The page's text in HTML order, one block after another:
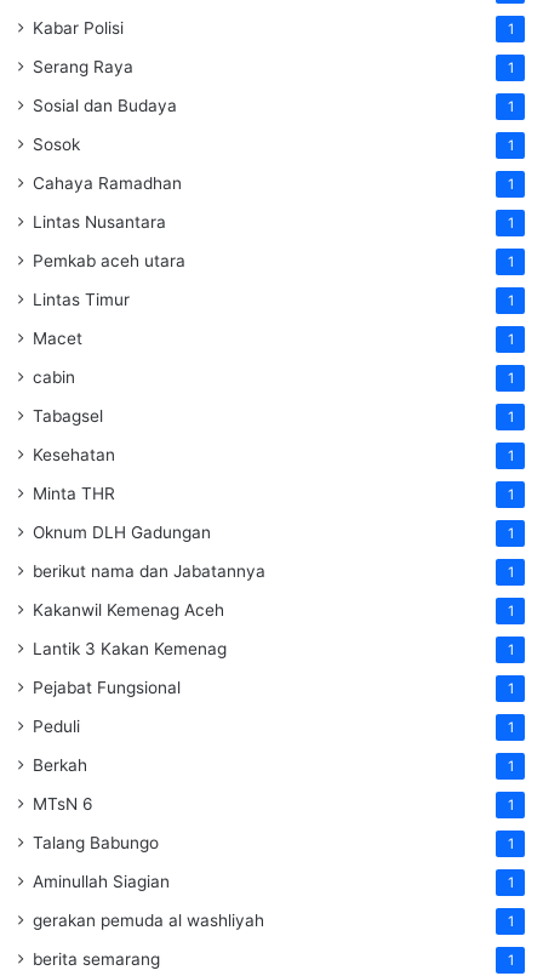
Kabar Polisi 1
Serang Raya 1
Sosial dan Budaya 1
Sosok 1
Cahaya Ramadhan 1
Lintas Nusantara 1
Pemkab aceh utara 1
Lintas Timur 1
Macet 1
cabin 1
Tabagsel 1
Kesehatan 1
Minta THR 1
Oknum DLH Gadungan 1
berikut nama dan Jabatannya 1
Kakanwil Kemenag Aceh 1
Lantik 3 Kakan Kemenag 1
Pejabat Fungsional 1
Peduli 1
Berkah 1
MTsN 6 1
Talang Babungo 1
Aminullah Siagian 1
gerakan pemuda al washliyah 1
berita semarang 1